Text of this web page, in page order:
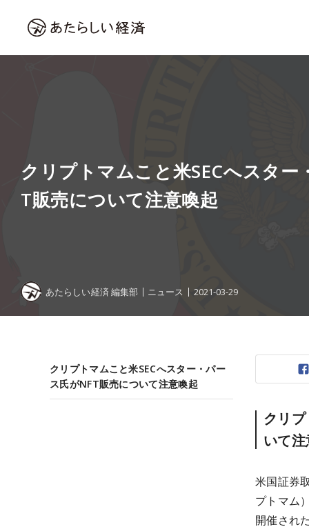
クリプトマムこと米SECへスター
T販売について注意喚起
あたらしい経済 編集部 ニュース 2021-03-29
クリ
いて
米国証券
プトマム
開催され
クリプトマムこと米SECへスター・パー
ス氏がNFT販売について注意喚起